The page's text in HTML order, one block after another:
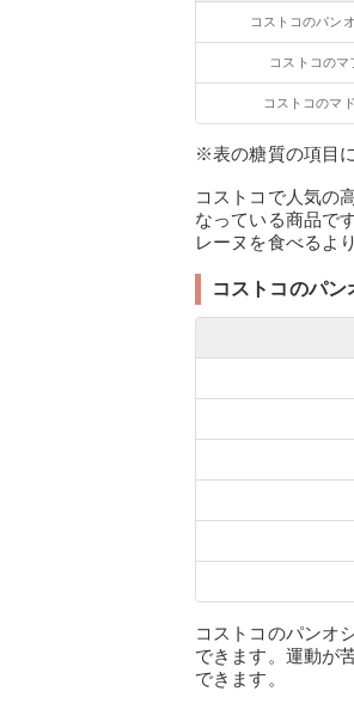
コストコのパン
コストコのマ
コストコのマ
※表の糖質の項目
コストコで人気の
なっている商品で
レーヌを食べるよ
コストコのパ
コストコのパンオ
できます。運動が
できます。